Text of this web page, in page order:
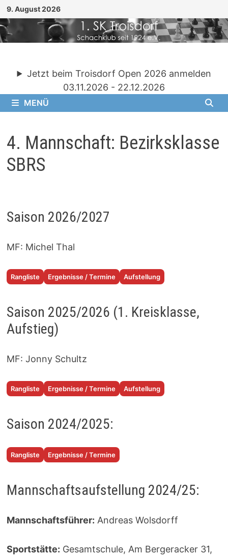
Zum
Inhalt
springen
9. August 2026
Jetzt beim Troisdorf Open 2026 anmelden
03.11.2026 - 22.12.2026
MENÜ
4. Mannschaft: Bezirksklasse
SBRS
Saison 2026/2027
MF: Michel Thal
Rangliste Ergebnisse / Termine Aufstellung
Saison 2025/2026 (1. Kreisklasse,
Aufstieg)
MF: Jonny Schultz
Rangliste Ergebnisse / Termine Aufstellung
Saison 2024/2025:
Rangliste Ergebnisse / Termine
Mannschaftsaufstellung 2024/25:
Mannschaftsführer: Andreas Wolsdorff
Sportstätte: Gesamtschule, Am Bergeracker 31,